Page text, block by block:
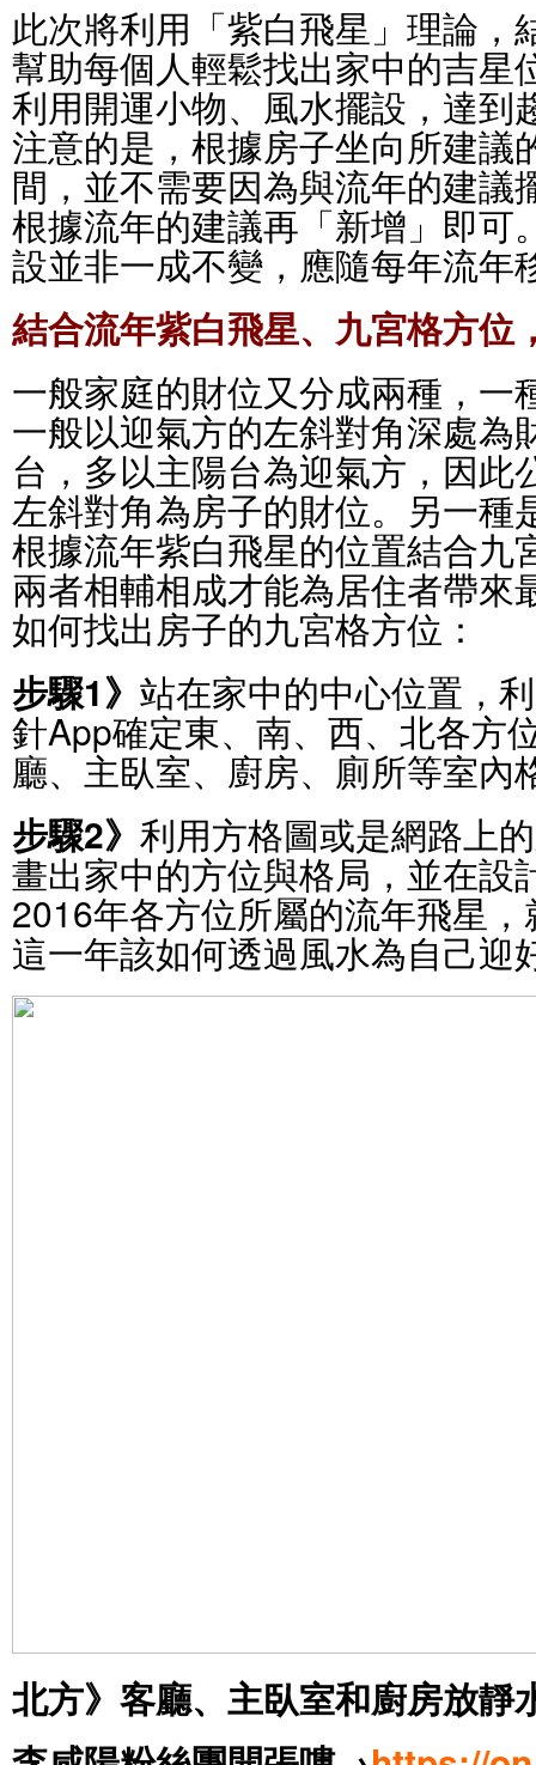
此次將利用「紫白飛星」理論，
幫助每個人輕鬆找出家中的吉星
利用開運小物、風水擺設，達到
注意的是，根據房子坐向所建議
間，並不需要因為與流年的建議
根據流年的建議再「新增」即可
設並非一成不變，應隨每年流年
結合流年紫白飛星、九宮格方位
一般家庭的財位又分成兩種，一
一般以迎氣方的左斜對角深處為
台，多以主陽台為迎氣方，因此
左斜對角為房子的財位。另一種
根據流年紫白飛星的位置結合九
兩者相輔相成才能為居住者帶來
如何找出房子的九宮格方位：
步驟1》 站在家中的中心位置，
針App確定東、南、西、北各方
廳、主臥室、廚房、廁所等室內
步驟2》 利用方格圖或是網路上
畫出家中的方位與格局，並在設
2016年各方位所屬的流年飛星
這一年該如何透過風水為自己迎
北方》客廳、主臥室和廚房放靜